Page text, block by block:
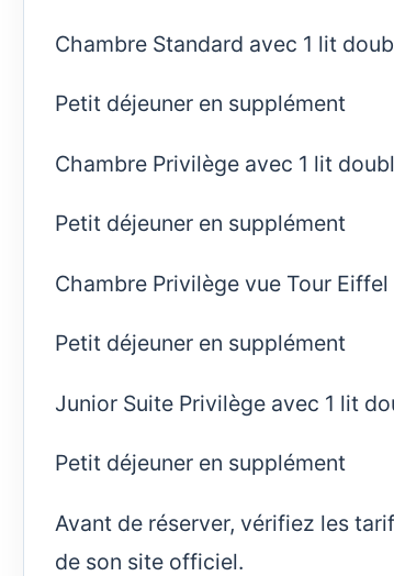
Chambre Standard avec 1 lit
Petit déjeuner en supplément
Chambre Privilège avec 1 lit
Petit déjeuner en supplément
Chambre Privilège vue Tour
Petit déjeuner en supplément
Junior Suite Privilège avec 1 lit
Petit déjeuner en supplément
Avant de réserver, vérifiez les
de son site officiel.